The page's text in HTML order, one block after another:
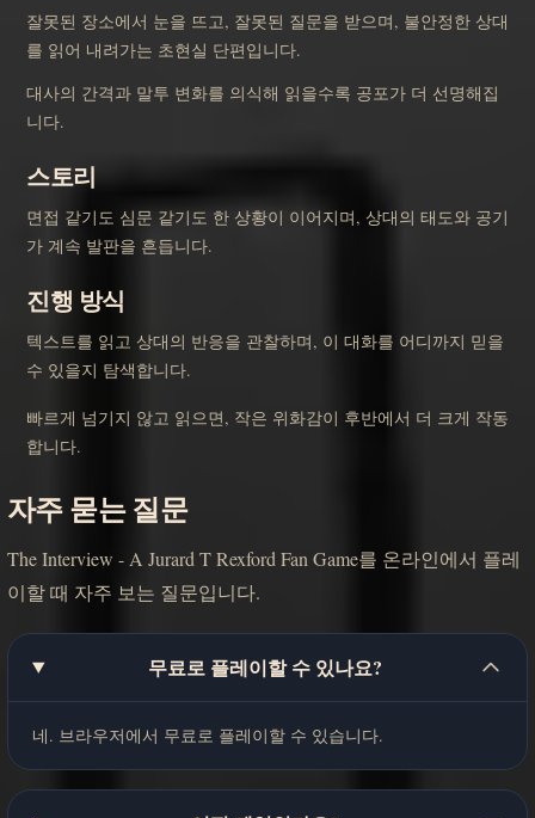
잘못된 장소에서 눈을 뜨고, 잘못된 질문을 받으며, 불안정한 상대
를 읽어 내려가는 초현실 단편입니다.
대사의 간격과 말투 변화를 의식해 읽을수록 공포가 더 선명해집
니다.
스토리
면접 같기도 심문 같기도 한 상황이 이어지며, 상대의 태도와 공기
가 계속 발판을 흔듭니다.
진행 방식
텍스트를 읽고 상대의 반응을 관찰하며, 이 대화를 어디까지 믿을
수 있을지 탐색합니다.
빠르게 넘기지 않고 읽으면, 작은 위화감이 후반에서 더 크게 작동
합니다.
자주 묻는 질문
The Interview - A Jurard T Rexford Fan Game를 온라인에서 플레
이할 때 자주 보는 질문입니다.
무료로 플레이할 수 있나요?
네. 브라우저에서 무료로 플레이할 수 있습니다.